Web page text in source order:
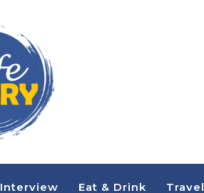
Interview Eat & Drink Travel